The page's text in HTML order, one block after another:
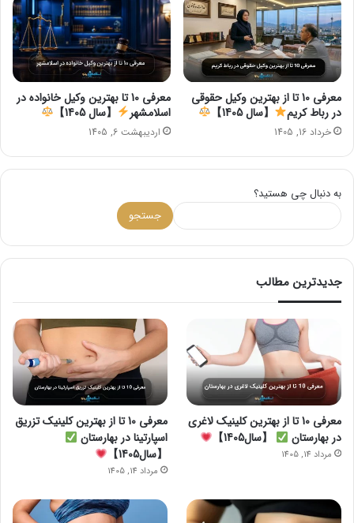
معرفی 10 تا از بهترین وکیل حقوقی
در رباط کریم
【سال 1405】
خرداد 16, 1405
معرفی 10 تا بهترین وکیل خانواده در
اسلامشهر
【سال 1405】
اردیبهشت 6, 1405
به دنبال چی هستید؟
جستجو
جدیدترین مطالب
معرفی 10 تا از بهترین کلینیک لاغری
در بهارستان
【سال1405】
مرداد 14, 1405
معرفی 10 تا از بهترین کلینیک تزریق
اسپارتینا در بهارستان
【سال1405】
مرداد 14, 1405